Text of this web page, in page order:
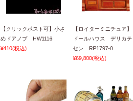
【クリックポスト可】小さ
めドアノブ HW1116
¥410(税込)
【ロイターミニチュア
ドールハウス デリカテ
セン RP1797-0
¥69,800(税込)